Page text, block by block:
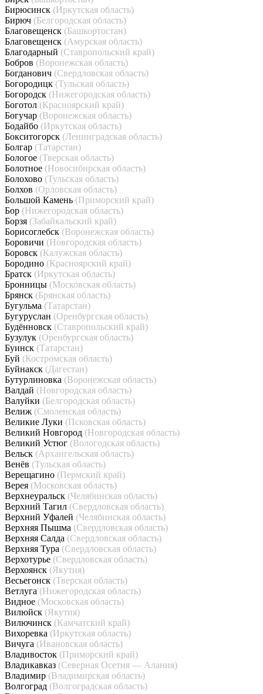
Бирюсинск (Иркутская область)
Бирюч (Белгородская область)
Благовещенск (Башкортостан)
Благовещенск (Амурская область)
Благодарный (Ставропольский край)
Бобров (Воронежская область)
Богданович (Свердловская область)
Богородицк (Тульская область)
Богородск (Нижегородская область)
Боготол (Красноярский край)
Богучар (Воронежская область)
Бодайбо (Иркутская область)
Бокситогорск (Ленинградская область)
Болгар (Татарстан)
Бологое (Тверская область)
Болотное (Новосибирская область)
Болохово (Тульская область)
Болхов (Орловская область)
Большой Камень (Приморский край)
Бор (Нижегородская область)
Борзя (Забайкальский край)
Борисоглебск (Воронежская область)
Боровичи (Новгородская область)
Боровск (Калужская область)
Бородино (Красноярский край)
Братск (Иркутская область)
Бронницы (Московская область)
Брянск (Брянская область)
Бугульма (Татарстан)
Бугуруслан (Оренбургская область)
Будённовск (Ставропольский край)
Бузулук (Оренбургская область)
Буинск (Татарстан)
Буй (Костромская область)
Буйнакск (Дагестан)
Бутурлиновка (Воронежская область)
Валдай (Новгородская область)
Валуйки (Белгородская область)
Велиж (Смоленская область)
Великие Луки (Псковская область)
Великий Новгород (Новгородская область)
Великий Устюг (Вологодская область)
Вельск (Архангельская область)
Венёв (Тульская область)
Верещагино (Пермский край)
Верея (Московская область)
Верхнеуральск (Челябинская область)
Верхний Тагил (Свердловская область)
Верхний Уфалей (Челябинская область)
Верхняя Пышма (Свердловская область)
Верхняя Салда (Свердловская область)
Верхняя Тура (Свердловская область)
Верхотурье (Свердловская область)
Верхоянск (Якутия)
Весьегонск (Тверская область)
Ветлуга (Нижегородская область)
Видное (Московская область)
Вилюйск (Якутия)
Вилючинск (Камчатский край)
Вихоревка (Иркутская область)
Вичуга (Ивановская область)
Владивосток (Приморский край)
Владикавказ (Северная Осетия — Алания)
Владимир (Владимирская область)
Волгоград (Волгоградская область)